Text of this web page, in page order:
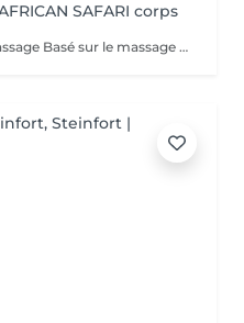
SAFARI corps
Baobab & Cacao: Exfoliation -Massage Basé sur le massage Hilotra de Madagascar, il combine des techniques ancestrales africaines et asiatiques pour générer une sensation de connexion avec la nature et un équilibre corporel. AFRICAN BLISS : Massage SWEET Maternity: Basé sur la technique du drainage lymphatique, ce rituel combine des mouvements ascendants et des mouvements enveloppants qui favorisent une sensation de légèreté et de confort immédiate dans les jambes Light Legs : Basé sur la technique du drainage lymphatique, ce rituel combine des mouvements ascendants et des mouvements enveloppants qui favorisent une sensation de légèreté et de confort immédiate dans les jambes